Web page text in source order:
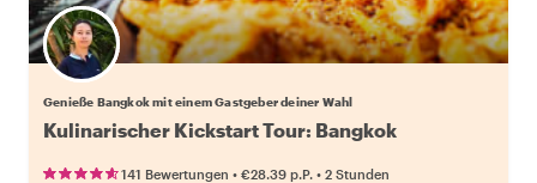
Wähle deinen Lieblingsgastgeber
Genieße Bangkok mit einem Gastgeber deiner Wahl
Kulinarischer Kickstart Tour: Bangkok
141 Bewertungen • €28.39 p.P. • 2 Stunden